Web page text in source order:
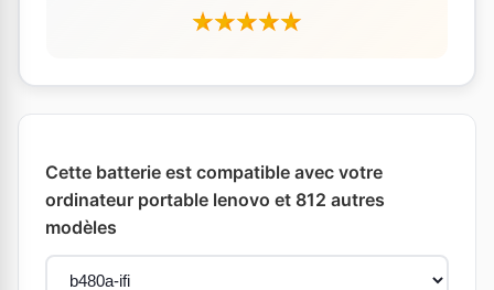
Cette batterie est compatible avec votre
ordinateur portable lenovo et 812 autres
modèles